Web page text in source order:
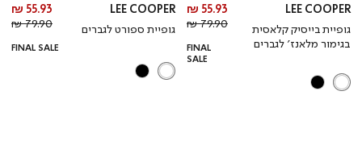
LEE COOPER
גופיית בייסיק קלאסית
בגימור מלאנז’ לגברים
מחיר
מוצר
55.93 ₪
מחיר
רגיל
79.90 ₪
FINAL
SALE
LEE COOPER
גופיית ספורט לגברים
55.93 ₪
79.90 ₪
FINAL SALE